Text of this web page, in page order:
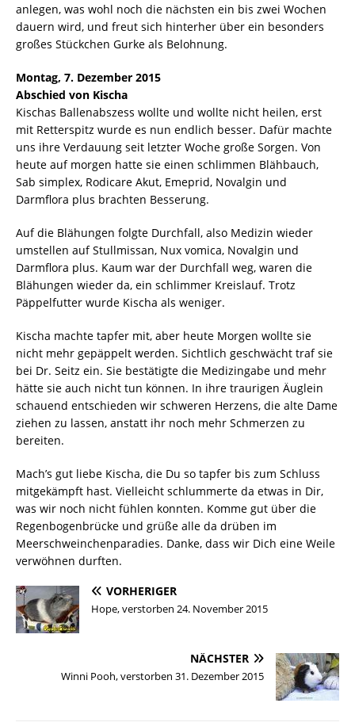
anlegen, was wohl noch die nächsten ein bis zwei Wochen
dauern wird, und freut sich hinterher über ein besonders
großes Stückchen Gurke als Belohnung.
Montag, 7. Dezember 2015
Abschied von Kischa
Kischas Ballenabszess wollte und wollte nicht heilen, erst
mit Retterspitz wurde es nun endlich besser. Dafür machte
uns ihre Verdauung seit letzter Woche große Sorgen. Von
heute auf morgen hatte sie einen schlimmen Blähbauch,
Sab simplex, Rodicare Akut, Emeprid, Novalgin und
Darmflora plus brachten Besserung.
Auf die Blähungen folgte Durchfall, also Medizin wieder
umstellen auf Stullmissan, Nux vomica, Novalgin und
Darmflora plus. Kaum war der Durchfall weg, waren die
Blähungen wieder da, ein schlimmer Kreislauf. Trotz
Päppelfutter wurde Kischa als weniger.
Kischa machte tapfer mit, aber heute Morgen wollte sie
nicht mehr gepäppelt werden. Sichtlich geschwächt traf sie
bei Dr. Seitz ein. Sie bestätigte die Medizingabe und mehr
hätte sie auch nicht tun können. In ihre traurigen Äuglein
schauend entschieden wir schweren Herzens, die alte Dame
ziehen zu lassen, anstatt ihr noch mehr Schmerzen zu
bereiten.
Mach’s gut liebe Kischa, die Du so tapfer bis zum Schluss
mitgekämpft hast. Vielleicht schlummerte da etwas in Dir,
was wir noch nicht fühlen konnten. Komme gut über die
Regenbogenbrücke und grüße alle da drüben im
Meerschweinchenparadies. Danke, dass wir Dich eine Weile
verwöhnen durften.
VORHERIGER
Hope, verstorben 24. November 2015
NÄCHSTER
Winni Pooh, verstorben 31. Dezember 2015